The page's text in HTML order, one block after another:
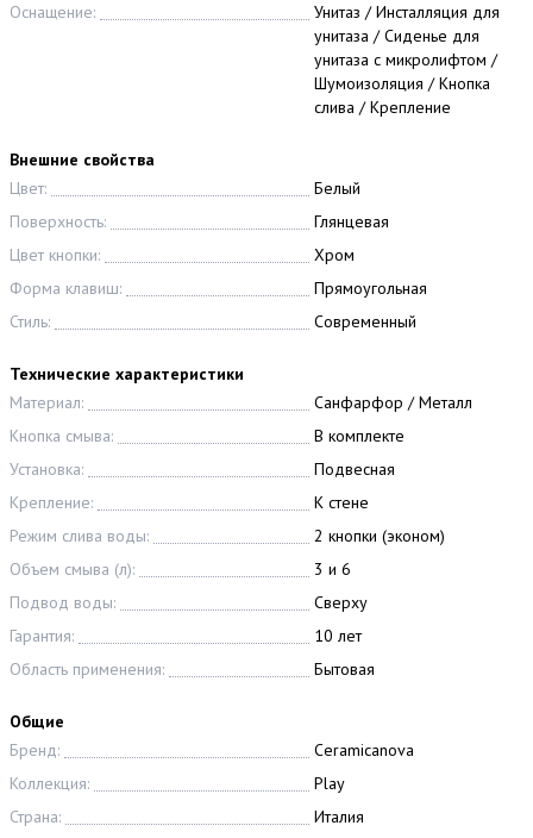
Оснащение:
Унитаз / Инсталляция для
унитаза / Сиденье для
унитаза с микролифтом /
Шумоизоляция / Кнопка
слива / Крепление
Внешние свойства
Цвет:
Белый
Поверхность:
Глянцевая
Цвет кнопки:
Хром
Форма клавиш:
Прямоугольная
Стиль:
Современный
Технические характеристики
Материал:
Санфарфор / Металл
Кнопка смыва:
В комплекте
Установка:
Подвесная
Крепление:
К стене
Режим слива воды:
2 кнопки (эконом)
Объем смыва (л):
3 и 6
Подвод воды:
Сверху
Гарантия:
10 лет
Область применения:
Бытовая
Общие
Бренд:
Ceramicanova
Коллекция:
Play
Страна:
Италия